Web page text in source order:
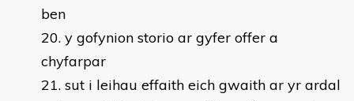
ben
y gofynion storio ar gyfer offer a
chyfarpar
sut i leihau effaith eich gwaith ar yr ardal